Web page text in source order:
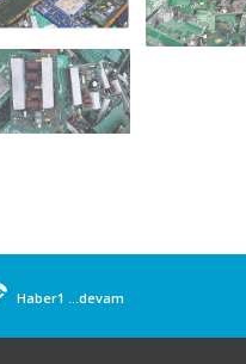
Haber1
...devam